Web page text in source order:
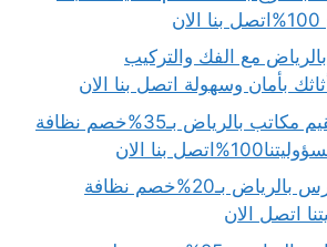
مع الفك والتركيب
شركة تنظيف وتعقيم مكاتب بالرياض بـ35%خصم نظافة
بنا الان
شركة تنظيف مدارس بالرياض بـ20%خصم نظافة
اتصل الان